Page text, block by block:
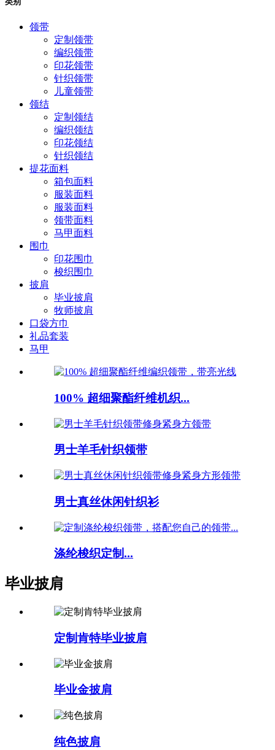
领带
定制领带
编织领带
印花领带
针织领带
儿童领带
领结
定制领结
编织领结
印花领结
针织领结
提花面料
箱包面料
服装面料
服装面料
领带面料
马甲面料
围巾
印花围巾
梭织围巾
披肩
毕业披肩
牧师披肩
口袋方巾
礼品套装
马甲
100% 超细聚酯纤维机织...
男士羊毛针织领带
男士真丝休闲针织衫
涤纶梭织定制...
毕业披肩
定制肯特毕业披肩
毕业金披肩
纯色披肩